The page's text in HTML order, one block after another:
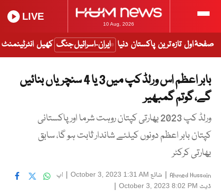
10 Aug, 2026
LIVE
صفحۂ اول تازہ ترین پاکستان دنیا ایران-اسرائیل جنگ کھیل انٹرٹینمنٹ
بابر اعظم اس ورلڈ کپ میں 3 یا 4 سنچریاں بنائیں
گے، گوتم گمبھیر
ورلڈ کپ 2023 بھارتی کپتان روہت شرما اور پاکستانی
کپتان بابر اعظم دونوں کیلئے شاندار ثابت ہو گا، سابق
بھارتی کرکٹر
Ahmed Hussain
| شائع October 3, 2023 1:31 AM
| اپ
ڈیٹ October 3, 2023 8:02 PM
|